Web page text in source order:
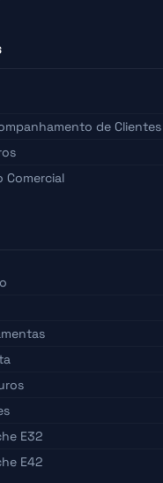
de Clientes
Comercial
E32
E42